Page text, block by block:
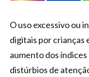
O uso excessivo ou
digitais por crianças
aumento dos
distúrbios de